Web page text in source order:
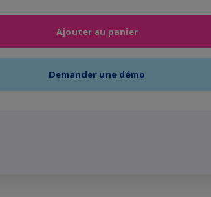
Ajouter au panier
Demander une démo